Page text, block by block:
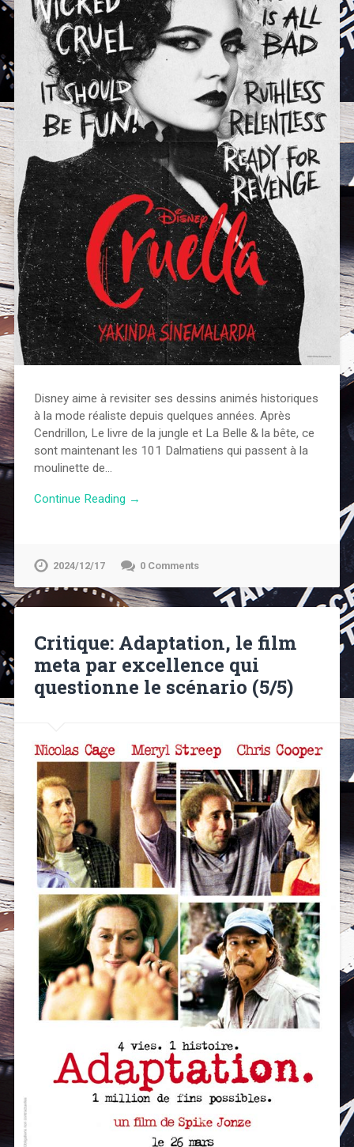
Disney aime à revisiter ses dessins animés historiques
à la mode réaliste depuis quelques années. Après
Cendrillon, Le livre de la jungle et La Belle & la bête, ce
sont maintenant les 101 Dalmatiens qui passent à la
moulinette de…
Continue Reading →
2024/12/17 0 Comments
Critique: Adaptation, le film
meta par excellence qui
questionne le scénario (5/5)